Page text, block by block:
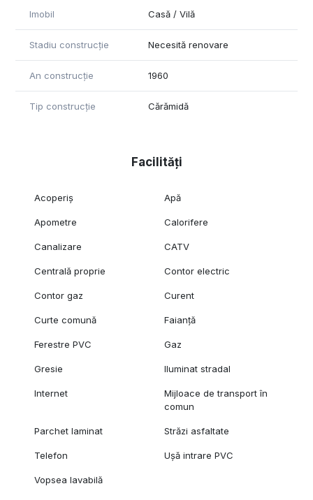
Imobil Casă / Vilă
Stadiu construcție Necesită renovare
An construcție 1960
Tip construcție Cărămidă
Facilități
Acoperiș Apă
Apometre Calorifere
Canalizare CATV
Centrală proprie Contor electric
Contor gaz Curent
Curte comună Faianță
Ferestre PVC Gaz
Gresie Iluminat stradal
Internet
Mijloace de transport în
comun
Parchet laminat Străzi asfaltate
Telefon Ușă intrare PVC
Vopsea lavabilă